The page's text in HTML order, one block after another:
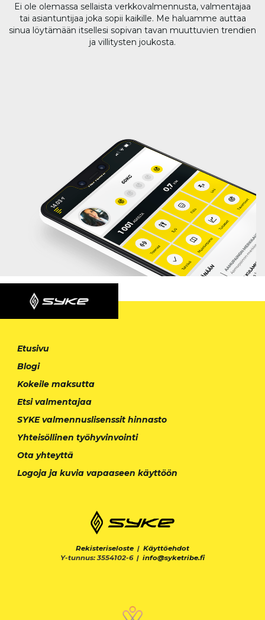
Ei ole olemassa sellaista verkkovalmennusta, valmentajaa
tai asiantuntijaa joka sopii kaikille. Me haluamme auttaa
sinua löytämään itsellesi sopivan tavan muuttuvien trendien
ja villitysten joukosta.
Etusivu
Blogi
Kokeile maksutta
Etsi valmentajaa
SYKE valmennuslisenssit hinnasto
Yhteisöllinen työhyvinvointi
Ota yhteyttä
Logoja ja kuvia vapaaseen käyttöön
Rekisteriseloste | Käyttöehdot
Y-tunnus: 3554102-6 | info@syketribe.fi